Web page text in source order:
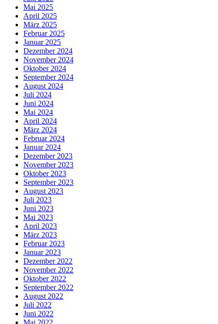
Mai 2025
April 2025
März 2025
Februar 2025
Januar 2025
Dezember 2024
November 2024
Oktober 2024
September 2024
August 2024
Juli 2024
Juni 2024
Mai 2024
April 2024
März 2024
Februar 2024
Januar 2024
Dezember 2023
November 2023
Oktober 2023
September 2023
August 2023
Juli 2023
Juni 2023
Mai 2023
April 2023
März 2023
Februar 2023
Januar 2023
Dezember 2022
November 2022
Oktober 2022
September 2022
August 2022
Juli 2022
Juni 2022
Mai 2022